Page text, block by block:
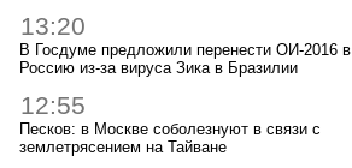
13:20
В Госдуме предложили перенести ОИ-2016 в
Россию из-за вируса Зика в Бразилии
12:55
Песков: в Москве соболезнуют в связи с
землетрясением на Тайване